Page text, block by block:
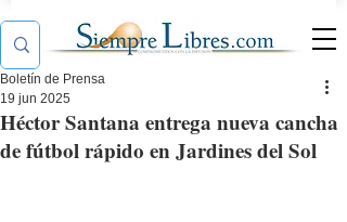
Héctor Santana entrega nueva cancha
de fútbol rápido en Jardines del Sol
Boletín de Prensa
19 jun 2025